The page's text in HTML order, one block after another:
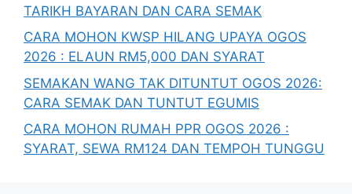
TARIKH BAYARAN DAN CARA SEMAK
CARA MOHON KWSP HILANG UPAYA OGOS
2026 : ELAUN RM5,000 DAN SYARAT
SEMAKAN WANG TAK DITUNTUT OGOS 2026:
CARA SEMAK DAN TUNTUT EGUMIS
CARA MOHON RUMAH PPR OGOS 2026 :
SYARAT, SEWA RM124 DAN TEMPOH TUNGGU